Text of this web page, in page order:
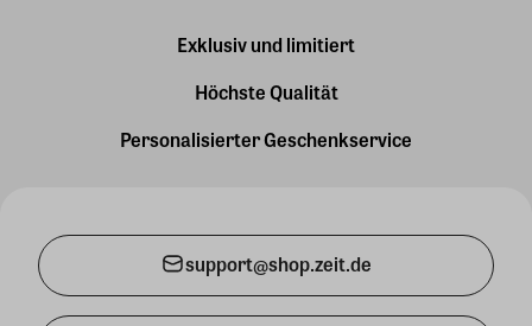
Exklusiv und limitiert
Höchste Qualität
Personalisierter Geschenkservice
support@shop.zeit.de